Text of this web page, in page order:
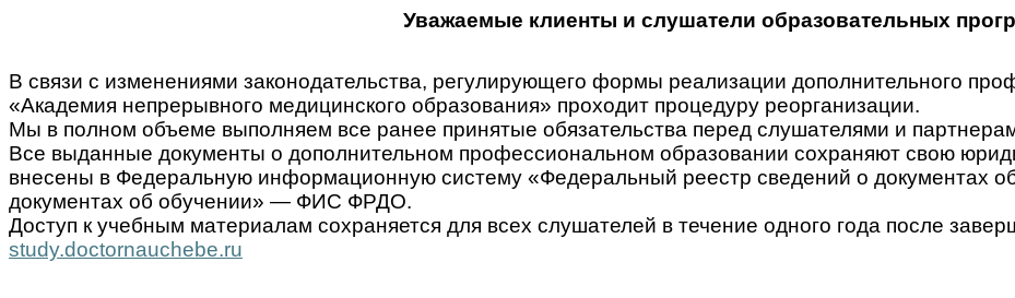
Уважаемые клиенты и слушатели образовательных
В связи с изменениями законодательства, регулирующего формы реализации дополнительного
«Академия непрерывного медицинского образования» проходит процедуру реорганизации.
Мы в полном объеме выполняем все ранее принятые обязательства перед слушателями и
Все выданные документы о дополнительном профессиональном образовании сохраняют свою
внесены в Федеральную информационную систему «Федеральный реестр сведений о документах
документах об обучении» — ФИС ФРДО.
Доступ к учебным материалам сохраняется для всех слушателей в течение одного года после
study.doctornauchebe.ru